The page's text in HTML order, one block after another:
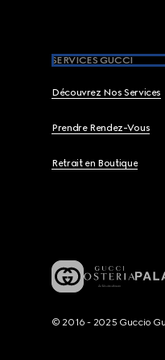
SERVICES GUCCI
Découvrez Nos Services
Prendre Rendez-Vous
Retrait en Boutique
© 2016 - 2025 Guccio